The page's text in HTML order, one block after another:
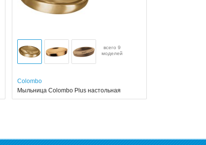
всего 9
моделей
Colombo
Мыльница Colombo Plus настольная